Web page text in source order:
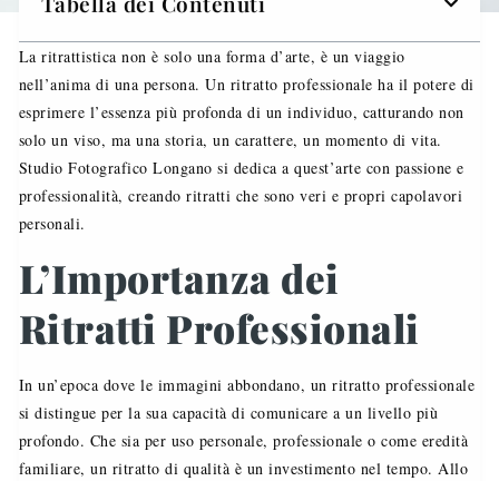
La ritrattistica non è solo una forma d’arte, è un viaggio
nell’anima di una persona. Un ritratto professionale ha il potere di
esprimere l’essenza più profonda di un individuo, catturando non
solo un viso, ma una storia, un carattere, un momento di vita.
Studio Fotografico Longano si dedica a quest’arte con passione e
professionalità, creando ritratti che sono veri e propri capolavori
personali.
L’Importanza dei
Ritratti Professionali
In un’epoca dove le immagini abbondano, un ritratto professionale
si distingue per la sua capacità di comunicare a un livello più
profondo. Che sia per uso personale, professionale o come eredità
familiare, un ritratto di qualità è un investimento nel tempo. Allo